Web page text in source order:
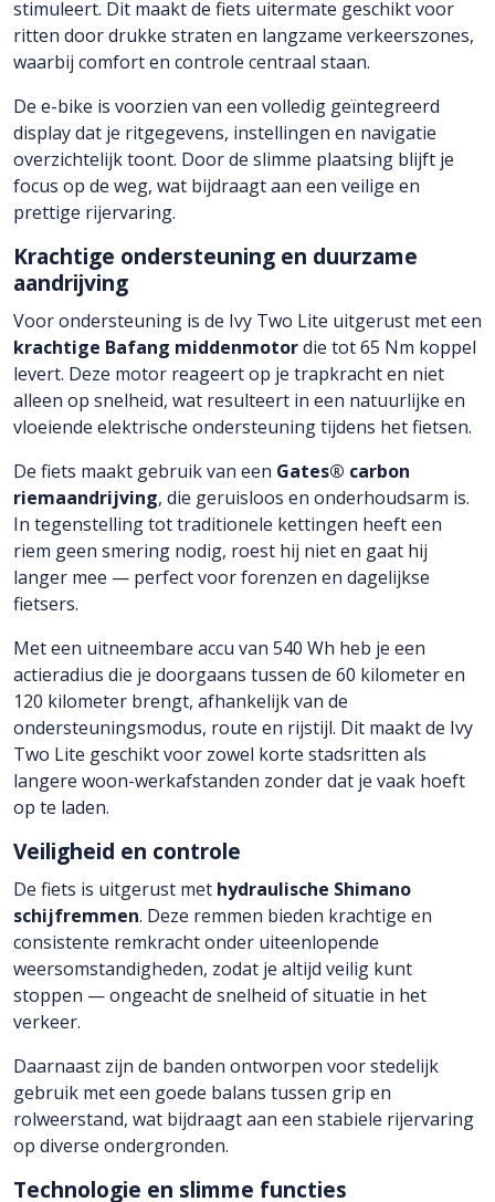
stimuleert. Dit maakt de fiets uitermate geschikt voor
ritten door drukke straten en langzame verkeerszones,
waarbij comfort en controle centraal staan.
De e-bike is voorzien van een volledig geïntegreerd
display dat je ritgegevens, instellingen en navigatie
overzichtelijk toont. Door de slimme plaatsing blijft je
focus op de weg, wat bijdraagt aan een veilige en
prettige rijervaring.
Krachtige ondersteuning en duurzame
aandrijving
Voor ondersteuning is de Ivy Two Lite uitgerust met een
krachtige Bafang middenmotordie tot 65 Nm koppel
levert. Deze motor reageert op je trapkracht en niet
alleen op snelheid, wat resulteert in een natuurlijke en
vloeiende elektrische ondersteuning tijdens het fietsen.
De fiets maakt gebruik van een Gates® carbon
riemaandrijving, die geruisloos en onderhoudsarm is.
In tegenstelling tot traditionele kettingen heeft een
riem geen smering nodig, roest hij niet en gaat hij
langer mee — perfect voor forenzen en dagelijkse
fietsers.
Met een uitneembare accu van 540 Wh heb je een
actieradius die je doorgaans tussen de 60 kilometer en
120 kilometer brengt, afhankelijk van de
ondersteuningsmodus, route en rijstijl. Dit maakt de Ivy
Two Lite geschikt voor zowel korte stadsritten als
langere woon-werkafstanden zonder dat je vaak hoeft
op te laden.
Veiligheid en controle
De fiets is uitgerust met hydraulische Shimano
schijfremmen. Deze remmen bieden krachtige en
consistente remkracht onder uiteenlopende
weersomstandigheden, zodat je altijd veilig kunt
stoppen — ongeacht de snelheid of situatie in het
verkeer.
Daarnaast zijn de banden ontworpen voor stedelijk
gebruik met een goede balans tussen grip en
rolweerstand, wat bijdraagt aan een stabiele rijervaring
op diverse ondergronden.
Technologie en slimme functies